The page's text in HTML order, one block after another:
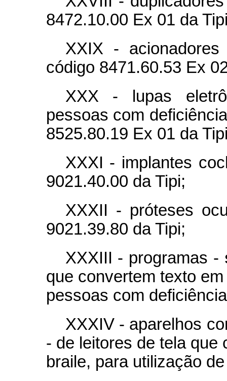
8472.10.00 Ex 01 da
XXIX -
código 8471.60.53 Ex
XXX - lupas
pessoas com
8525.80.19 Ex 01 da
XXXI - implantes
9021.40.00 da Tipi;
XXXII - próteses
9021.39.80 da Tipi;
XXXIII - programas -
que convertem texto
pessoas com
XXXIV - aparelhos
- de leitores de tela que
braile, para utilização